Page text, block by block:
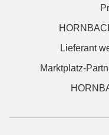
Lieferant
Marktplatz-